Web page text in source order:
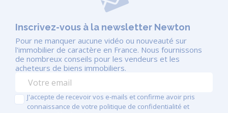
Inscrivez-vous à la newsletter Newton
Pour ne manquer aucune vidéo ou nouveauté sur
l'immobilier de caractère en France. Nous fournissons
de nombreux conseils pour les vendeurs et les
acheteurs de biens immobiliers.
J'accepte de recevoir vos e-mails et confirme avoir pris
connaissance de votre politique de confidentialité et